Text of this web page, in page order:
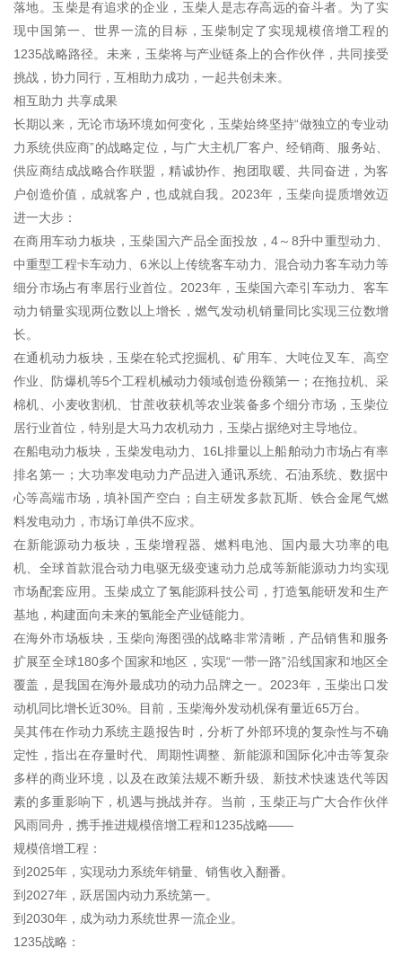
落地。玉柴是有追求的企业，玉柴人是志存高远的奋斗者。为了实
现中国第一、世界一流的目标，玉柴制定了实现规模倍增工程的
1235战略路径。未来，玉柴将与产业链条上的合作伙伴，共同接受
挑战，协力同行，互相助力成功，一起共创未来。
相互助力 共享成果
长期以来，无论市场环境如何变化，玉柴始终坚持“做独立的专业动
力系统供应商”的战略定位，与广大主机厂客户、经销商、服务站、
供应商结成战略合作联盟，精诚协作、抱团取暖、共同奋进，为客
户创造价值，成就客户，也成就自我。2023年，玉柴向提质增效迈
进一大步：
在商用车动力板块，玉柴国六产品全面投放，4～8升中重型动力、
中重型工程卡车动力、6米以上传统客车动力、混合动力客车动力等
细分市场占有率居行业首位。2023年，玉柴国六牵引车动力、客车
动力销量实现两位数以上增长，燃气发动机销量同比实现三位数增
长。
在通机动力板块，玉柴在轮式挖掘机、矿用车、大吨位叉车、高空
作业、防爆机等5个工程机械动力领域创造份额第一；在拖拉机、采
棉机、小麦收割机、甘蔗收获机等农业装备多个细分市场，玉柴位
居行业首位，特别是大马力农机动力，玉柴占据绝对主导地位。
在船电动力板块，玉柴发电动力、16L排量以上船舶动力市场占有率
排名第一；大功率发电动力产品进入通讯系统、石油系统、数据中
心等高端市场，填补国产空白；自主研发多款瓦斯、铁合金尾气燃
料发电动力，市场订单供不应求。
在新能源动力板块，玉柴增程器、燃料电池、国内最大功率的电
机、全球首款混合动力电驱无级变速动力总成等新能源动力均实现
市场配套应用。玉柴成立了氢能源科技公司，打造氢能研发和生产
基地，构建面向未来的氢能全产业链能力。
在海外市场板块，玉柴向海图强的战略非常清晰，产品销售和服务
扩展至全球180多个国家和地区，实现“一带一路”沿线国家和地区全
覆盖，是我国在海外最成功的动力品牌之一。2023年，玉柴出口发
动机同比增长近30%。目前，玉柴海外发动机保有量近65万台。
吴其伟在作动力系统主题报告时，分析了外部环境的复杂性与不确
定性，指出在存量时代、周期性调整、新能源和国际化冲击等复杂
多样的商业环境，以及在政策法规不断升级、新技术快速迭代等因
素的多重影响下，机遇与挑战并存。当前，玉柴正与广大合作伙伴
风雨同舟，携手推进规模倍增工程和1235战略——
规模倍增工程：
到2025年，实现动力系统年销量、销售收入翻番。
到2027年，跃居国内动力系统第一。
到2030年，成为动力系统世界一流企业。
1235战略：